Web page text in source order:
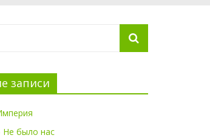
записи
было нас